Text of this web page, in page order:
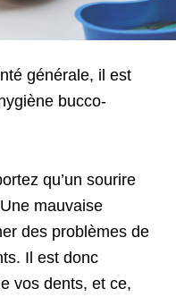
générale, il est
bucco-
qu’un sourire
mauvaise
des problèmes de
Il est donc
vos dents, et ce,